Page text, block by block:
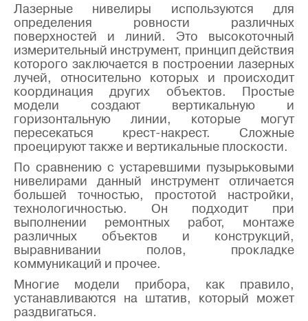
Лазерные нивелиры используются для
определения ровности различных
поверхностей и линий. Это высокоточный
измерительный инструмент, принцип действия
которого заключается в построении лазерных
лучей, относительно которых и происходит
координация других объектов. Простые
модели создают вертикальную и
горизонтальную линии, которые могут
пересекаться крест-накрест. Сложные
проецируют также и вертикальные плоскости.
По сравнению с устаревшими пузырьковыми
нивелирами данный инструмент отличается
большей точностью, простотой настройки,
технологичностью. Он подходит при
выполнении ремонтных работ, монтаже
различных объектов и конструкций,
выравнивании полов, прокладке
коммуникаций и прочее.
Многие модели прибора, как правило,
устанавливаются на штатив, который может
раздвигаться.